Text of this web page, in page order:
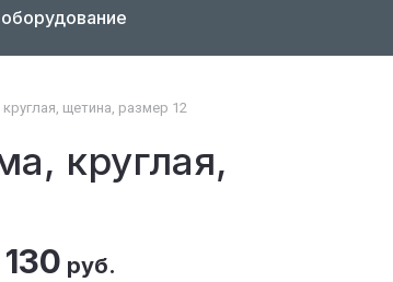
щетина, размер 12
круглая,
руб.